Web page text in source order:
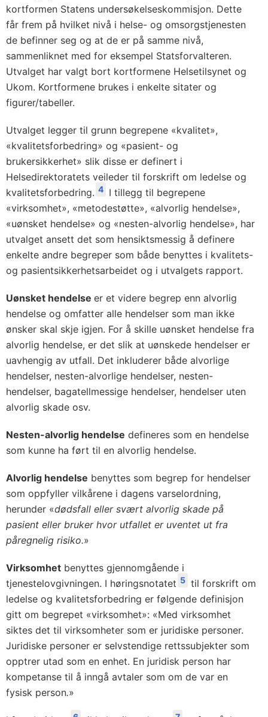
kortformen Statens undersøkelseskommisjon. Dette
får frem på hvilket nivå i helse- og omsorgstjenesten
de befinner seg og at de er på samme nivå,
sammenliknet med for eksempel Statsforvalteren.
Utvalget har valgt bort kortformene Helsetilsynet og
Ukom. Kortformene brukes i enkelte sitater og
figurer/tabeller.
Utvalget legger til grunn begrepene «kvalitet»,
«kvalitetsforbedring» og «pasient- og
brukersikkerhet» slik disse er definert i
Helsedirektoratets veileder til forskrift om ledelse og
kvalitetsforbedring. 4 I tillegg til begrepene
«virksomhet», «metodestøtte», «alvorlig hendelse»,
«uønsket hendelse» og «nesten-alvorlig hendelse», har
utvalget ansett det som hensiktsmessig å definere
enkelte andre begreper som både benyttes i kvalitets-
og pasientsikkerhetsarbeidet og i utvalgets rapport.
Uønsket hendelse er et videre begrep enn alvorlig
hendelse og omfatter alle hendelser som man ikke
ønsker skal skje igjen. For å skille uønsket hendelse fra
alvorlig hendelse, er det slik at uønskede hendelser er
uavhengig av utfall. Det inkluderer både alvorlige
hendelser, nesten-alvorlige hendelser, nesten-
hendelser, bagatellmessige hendelser, hendelser uten
alvorlig skade osv.
Nesten-alvorlig hendelse defineres som en hendelse
som kunne ha ført til en alvorlig hendelse.
Alvorlig hendelse benyttes som begrep for hendelser
som oppfyller vilkårene i dagens varselordning,
herunder «dødsfall eller svært alvorlig skade på
pasient eller bruker hvor utfallet er uventet ut fra
påregnelig risiko.»
Virksomhet benyttes gjennomgående i
tjenestelovgivningen. I høringsnotatet 5 til forskrift om
ledelse og kvalitetsforbedring er følgende definisjon
gitt om begrepet «virksomhet»: «Med virksomhet
siktes det til virksomheter som er juridiske personer.
Juridiske personer er selvstendige rettssubjekter som
opptrer utad som en enhet. En juridisk person har
kompetanse til å inngå avtaler som om de var en
fysisk person.»